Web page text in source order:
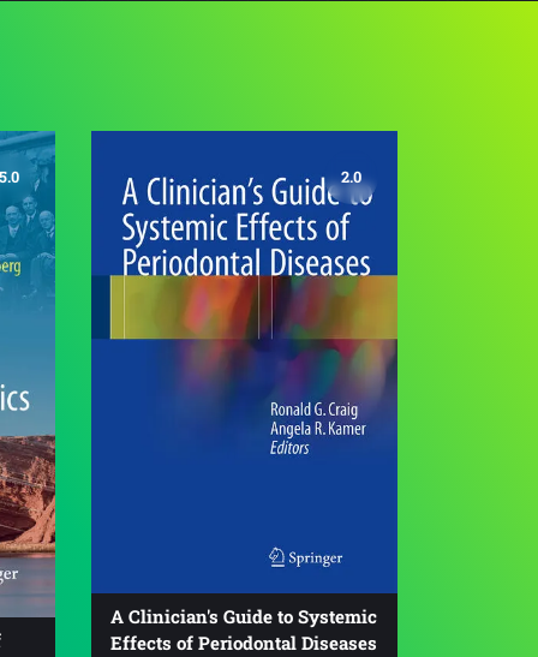
5.0 2.0
A Clinician's Guide to Systemic
Effects of Periodontal Diseases